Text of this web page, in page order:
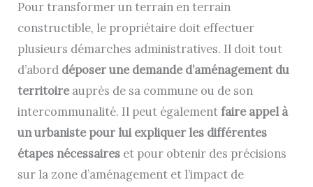
Pour transformer un terrain en terrain
constructible, le propriétaire doit effectuer
plusieurs démarches administratives. Il doit tout
d’abord déposer une demande d’aménagement du
territoireauprès de sa commune ou de son
intercommunalité. Il peut égalementfaire appel à
un urbaniste pour lui expliquer les différentes
étapes nécessaires et pour obtenir des précisions
sur la zone d’aménagement et l’impact de